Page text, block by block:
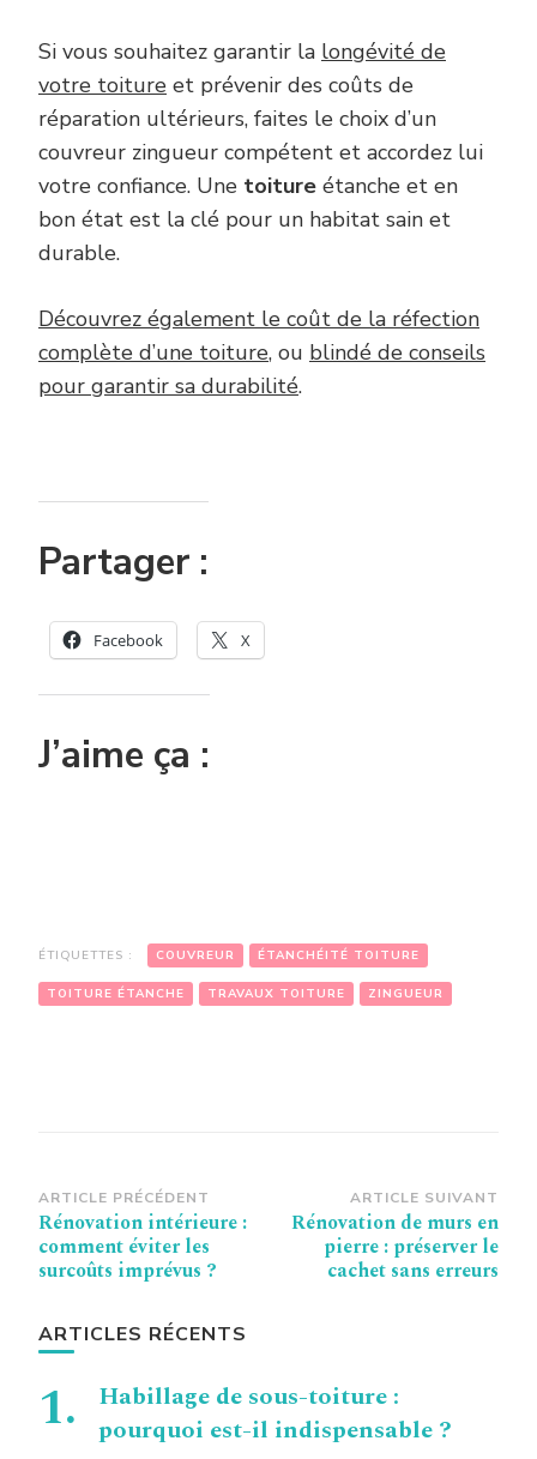
Si vous souhaitez garantir la longévité de
votre toiture et prévenir des coûts de
réparation ultérieurs, faites le choix d’un
couvreur zingueur compétent et accordez lui
votre confiance. Une toiture étanche et en
bon état est la clé pour un habitat sain et
durable.
Découvrez également le coût de la réfection
complète d’une toiture, ou blindé de conseils
pour garantir sa durabilité.
Partager :
Facebook X
J’aime ça :
ÉTIQUETTES : COUVREUR ÉTANCHÉITÉ TOITURE
TOITURE ÉTANCHE TRAVAUX TOITURE ZINGUEUR
Navigation
d’article
ARTICLE PRÉCÉDENT
Rénovation intérieure :
comment éviter les
surcoûts imprévus ?
ARTICLE SUIVANT
Rénovation de murs en
pierre : préserver le
cachet sans erreurs
ARTICLES RÉCENTS
Habillage de sous-toiture :
pourquoi est-il indispensable ?